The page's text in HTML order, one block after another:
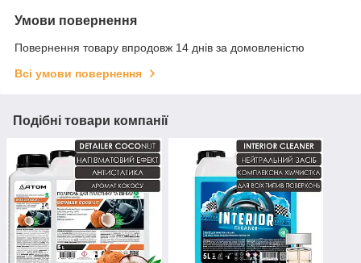
Умови повернення
Повернення товару впродовж 14 днів за домовленістю
Всі умови повернення
Подібні товари компанії